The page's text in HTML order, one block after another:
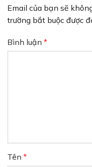
Email của bạn sẽ
trường bắt buộc được
Bình luận *
Tên *